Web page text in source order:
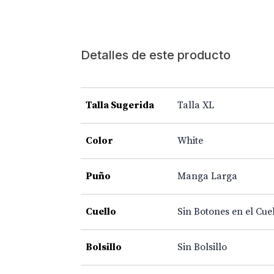
Detalles de este producto
Talla Sugerida Talla XL
Color White
Puño Manga Larga
Cuello Sin Botones en el
Bolsillo Sin Bolsillo